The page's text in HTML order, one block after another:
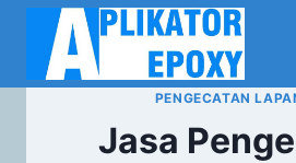
PENGECATAN
Jasa